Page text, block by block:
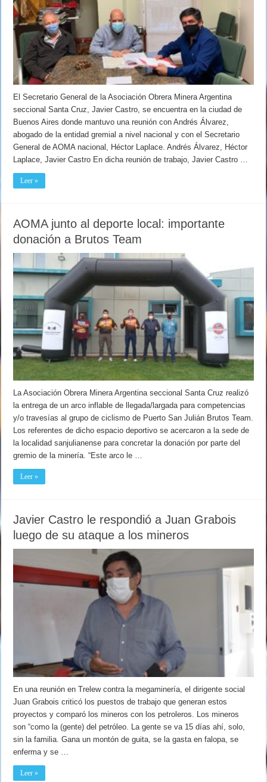
El Secretario General de la Asociación Obrera Minera Argentina
seccional Santa Cruz, Javier Castro, se encuentra en la ciudad de
Buenos Aires donde mantuvo una reunión con Andrés Álvarez,
abogado de la entidad gremial a nivel nacional y con el Secretario
General de AOMA nacional, Héctor Laplace. Andrés Álvarez, Héctor
Laplace, Javier Castro En dicha reunión de trabajo, Javier Castro …
Leer »
AOMA junto al deporte local: importante
donación a Brutos Team
La Asociación Obrera Minera Argentina seccional Santa Cruz realizó
la entrega de un arco inflable de llegada/largada para competencias
y/o travesías al grupo de ciclismo de Puerto San Julián Brutos Team.
Los referentes de dicho espacio deportivo se acercaron a la sede de
la localidad sanjulianense para concretar la donación por parte del
gremio de la minería. “Este arco le …
Leer »
Javier Castro le respondió a Juan Grabois
luego de su ataque a los mineros
En una reunión en Trelew contra la megaminería, el dirigente social
Juan Grabois criticó los puestos de trabajo que generan estos
proyectos y comparó los mineros con los petroleros. Los mineros
son “como la (gente) del petróleo. La gente se va 15 días ahí, solo,
sin la familia. Gana un montón de guita, se la gasta en falopa, se
enferma y se …
Leer »